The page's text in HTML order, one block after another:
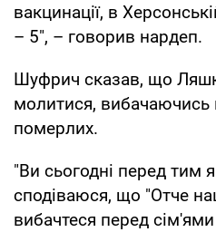
вакцинації, в
– 5", – говорив нардеп.
Шуфрич сказав, що
молитися, вибачаючись
померлих.
"Ви сьогодні перед тим
сподіваюся, що "Отче
вибачтеся перед сім'ями